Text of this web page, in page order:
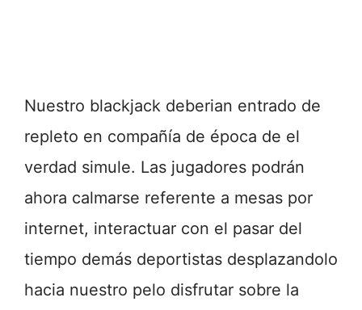
Nuestro blackjack deberian entrado de
repleto en compañía de época de el
verdad simule. Las jugadores podrán
ahora calmarse referente a mesas por
internet, interactuar con el pasar del
tiempo demás deportistas desplazandolo
hacia nuestro pelo disfrutar sobre la